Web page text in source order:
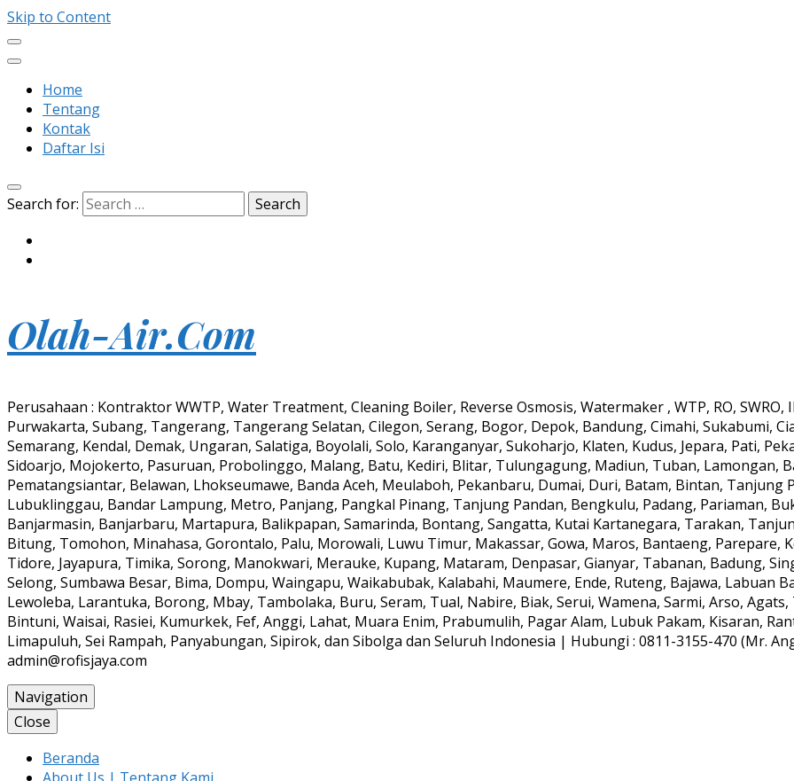
Skip to Content
Home
Tentang
Kontak
Daftar Isi
Search for:
Olah-Air.Com
Perusahaan : Kontraktor WWTP, Water Treatment, Cleaning Boiler, Reverse Osmosis, Watermaker , WTP, RO,
Purwakarta, Subang, Tangerang, Tangerang Selatan, Cilegon, Serang, Bogor, Depok, Bandung, Cimahi, Sukabumi,
Semarang, Kendal, Demak, Ungaran, Salatiga, Boyolali, Solo, Karanganyar, Sukoharjo, Klaten, Kudus, Jepara, Pati,
Sidoarjo, Mojokerto, Pasuruan, Probolinggo, Malang, Batu, Kediri, Blitar, Tulungagung, Madiun, Tuban, Lamongan,
Pematangsiantar, Belawan, Lhokseumawe, Banda Aceh, Meulaboh, Pekanbaru, Dumai, Duri, Batam, Bintan, Tanjung
Lubuklinggau, Bandar Lampung, Metro, Panjang, Pangkal Pinang, Tanjung Pandan, Bengkulu, Padang, Pariaman,
Banjarmasin, Banjarbaru, Martapura, Balikpapan, Samarinda, Bontang, Sangatta, Kutai Kartanegara, Tarakan,
Bitung, Tomohon, Minahasa, Gorontalo, Palu, Morowali, Luwu Timur, Makassar, Gowa, Maros, Bantaeng, Parepare,
Tidore, Jayapura, Timika, Sorong, Manokwari, Merauke, Kupang, Mataram, Denpasar, Gianyar, Tabanan, Badung,
Selong, Sumbawa Besar, Bima, Dompu, Waingapu, Waikabubak, Kalabahi, Maumere, Ende, Ruteng, Bajawa, Labuan
Lewoleba, Larantuka, Borong, Mbay, Tambolaka, Buru, Seram, Tual, Nabire, Biak, Serui, Wamena, Sarmi, Arso,
Bintuni, Waisai, Rasiei, Kumurkek, Fef, Anggi, Lahat, Muara Enim, Prabumulih, Pagar Alam, Lubuk Pakam, Kisaran,
Limapuluh, Sei Rampah, Panyabungan, Sipirok, dan Sibolga dan Seluruh Indonesia | Hubungi : 0811-3155-470 (Mr.
admin@rofisjaya.com
Navigation
Close
Beranda